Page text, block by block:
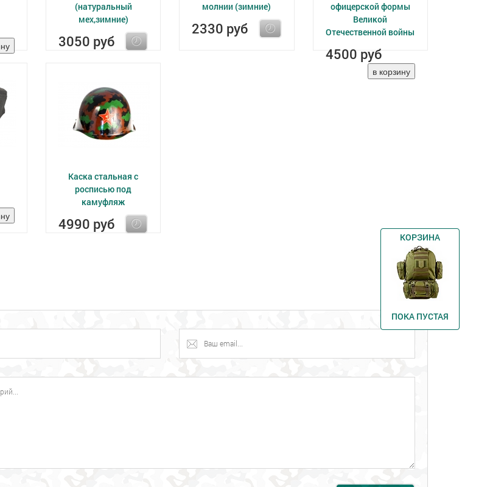
(натуральный
мех,зимние)
3050 руб
молнии (зимние)
2330 руб
офицерской формы
Великой
Отечественной войны
4500 руб
Каска стальная с
росписью под
камуфляж
4990 руб
КОРЗИНА
ПОКА ПУСТАЯ